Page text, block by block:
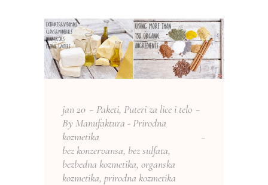
jan 20 Paketi, Puteri za lice i telo
By Manufaktura - Prirodna
kozmetika
bez konzervansa, bez sulfata,
bezbedna kozmetika, organska
kozmetika, prirodna kozmetika